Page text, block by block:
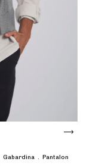
Gabardina . Pantalon